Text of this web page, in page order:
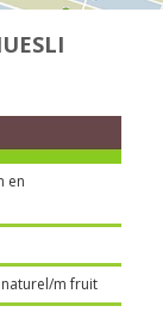
en
m fruit